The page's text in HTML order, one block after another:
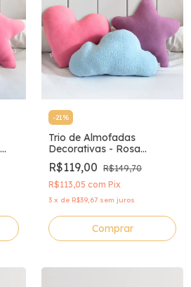
-21%
Trio de Almofadas
Decorativas - Rosa
Chiclete, Roxinho e Azul
R$119,00 R$149,70
R$113,05 com Pix
3 x de R$39,67 sem juros